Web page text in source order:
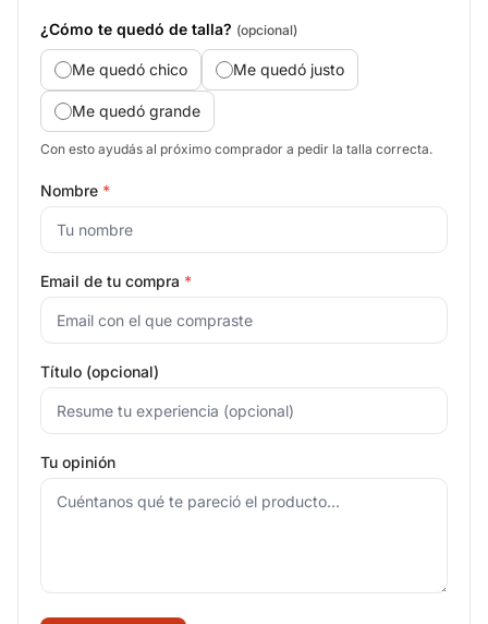
¿Cómo te quedó de talla? (opcional)
Me quedó chico Me quedó justo
Me quedó grande
Con esto ayudás al próximo comprador a pedir la talla correcta.
Nombre *
Email de tu compra *
Título (opcional)
Tu opinión